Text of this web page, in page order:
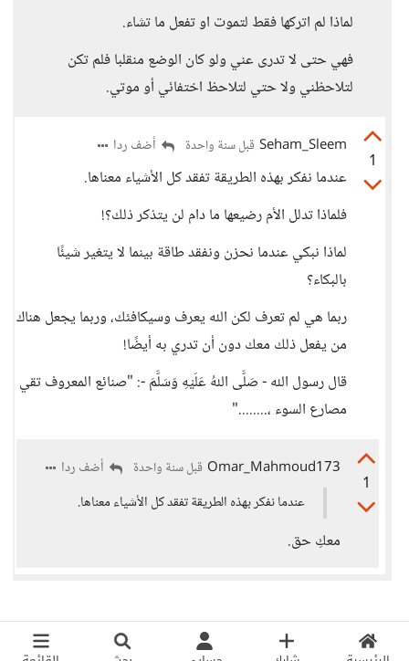
لماذا لم اتركها فقط لتموت او تفعل ما تشاء.
فهي حتى لا تدرى عني ولو كان الوضع منقلبا فلم تكن
لتلاحظني ولا حتي لتلاحظ اختفائي أو موتي.
1
Seham_Sleem قبل سنة واحدة أضف ردا
عندما نفكر بهذه الطريقة تفقد كل الأشياء معناها.
فلماذا تدلل الأم رضيعها ما دام لن يتذكر ذلك؟!
لماذا نبكي عندما نحزن ونفقد طاقة بينما لا يتغير شيئًا
بالبكاء؟
ربما هي لم تعرف لكن الله يعرف وسيكافئك، وربما يجعل هناك
من يفعل ذلك معك دون أن تدري به أيضًا!
قال رسول الله - صَلَّى اللهُ عَلَيْهِ وَسَلَّمَ -: "‌صنائع ‌المعروف تقي
مصارع السوء ،........"
1
Omar_Mahmoud173 قبل سنة واحدة
أضف ردا
عندما نفكر بهذه الطريقة تفقد كل الأشياء معناها.
معكِ حق.